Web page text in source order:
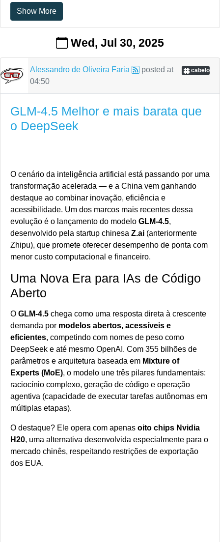
Show More
Wed, Jul 30, 2025
Alessandro de Oliveira Faria
posted at
04:50
cabelo
GLM-4.5 Melhor e mais barata que
o DeepSeek
O cenário da inteligência artificial está passando por uma
transformação acelerada — e a China vem ganhando
destaque ao combinar inovação, eficiência e
acessibilidade. Um dos marcos mais recentes dessa
evolução é o lançamento do modelo GLM-4.5,
desenvolvido pela startup chinesa Z.ai (anteriormente
Zhipu), que promete oferecer desempenho de ponta com
menor custo computacional e financeiro.
Uma Nova Era para IAs de Código
Aberto
O GLM-4.5 chega como uma resposta direta à crescente
demanda por modelos abertos, acessíveis e
eficientes, competindo com nomes de peso como
DeepSeek e até mesmo OpenAI. Com 355 bilhões de
parâmetros e arquitetura baseada em Mixture of
Experts (MoE), o modelo une três pilares fundamentais:
raciocínio complexo, geração de código e operação
agentiva (capacidade de executar tarefas autônomas em
múltiplas etapas).
O destaque? Ele opera com apenas oito chips Nvidia
H20, uma alternativa desenvolvida especialmente para o
mercado chinês, respeitando restrições de exportação
dos EUA.